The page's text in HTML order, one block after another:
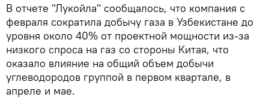
В отчете "Лукойла" сообщалось, что компания с
февраля сократила добычу газа в Узбекистане до
уровня около 40% от проектной мощности из-за
низкого спроса на газ со стороны Китая, что
оказало влияние на общий объем добычи
углеводородов группой в первом квартале, в
апреле и мае.